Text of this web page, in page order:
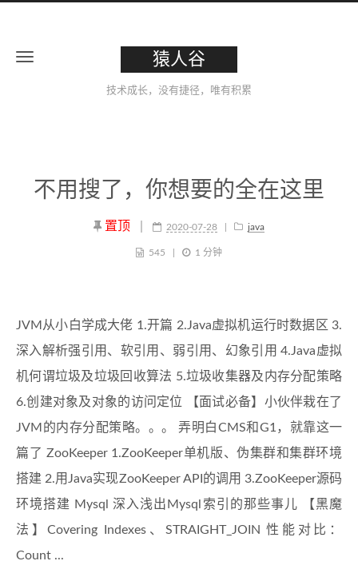
猿人谷
技术成长，没有捷径，唯有积累
不用搜了，你想要的全在这里
置顶 2020-07-28 java
545 1 分钟
JVM从小白学成大佬 1.开篇 2.Java虚拟机运行时数据区 3.
深入解析强引用、软引用、弱引用、幻象引用 4.Java虚拟
机何谓垃圾及垃圾回收算法 5.垃圾收集器及内存分配策略
6.创建对象及对象的访问定位 【面试必备】小伙伴栽在了
JVM的内存分配策略。。。 弄明白CMS和G1，就靠这一
篇了 ZooKeeper 1.ZooKeeper单机版、伪集群和集群环境
搭建 2.用Java实现ZooKeeper API的调用 3.ZooKeeper源码
环境搭建 Mysql 深入浅出Mysql索引的那些事儿 【黑魔
法】Covering Indexes、STRAIGHT_JOIN 性能对比：
Count ...